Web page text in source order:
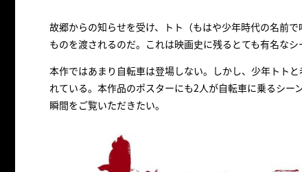
故郷からの知らせを受け、トト（もはや少年時代の名前
ものを渡されるのだ。これは映画史に残るとても有名なシ
本作ではあまり自転車は登場しない。しかし、少年トト
れている。本作品のポスターにも2人が自転車に乗るシ
瞬間をご覧いただきたい。